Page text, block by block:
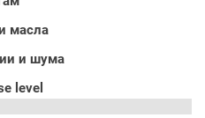
масла
и шума
level